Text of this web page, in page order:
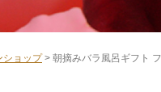
ショップ> 朝摘みバラ風呂ギフト